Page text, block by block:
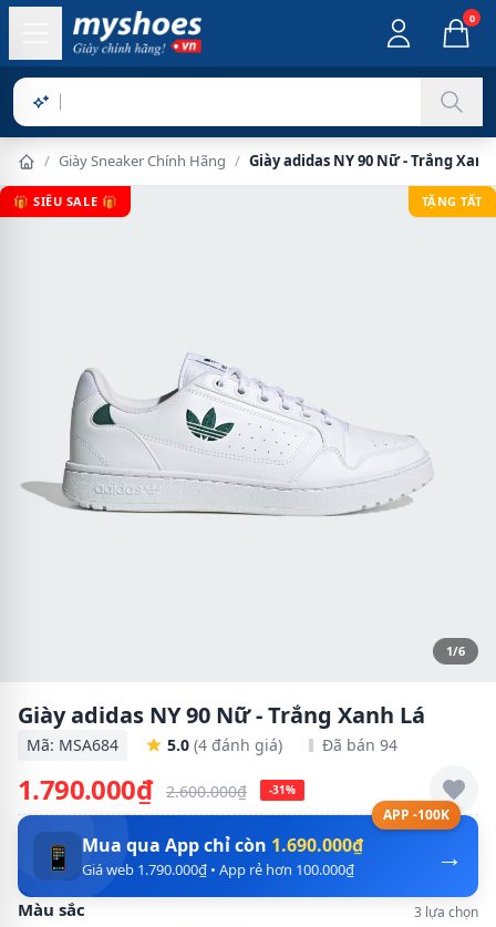
0
Sản phẩm
/ Giày Sneaker Chính Hãng / Giày adidas NY 90 Nữ - Trắng
🎁 SIÊU SALE 🎁 TẶNG TẤT
1/6
Giày adidas NY 90 Nữ - Trắng Xanh Lá
Mã: MSA684 5.0 (4 đánh giá) Đã bán 94
1.790.000₫ 2.600.000₫ -31%
APP -100K
→
📱 Mua qua App chỉ còn 1.690.000₫
Giá web 1.790.000₫ • App rẻ hơn 100.000₫
Màu sắc 3 lựa chọn